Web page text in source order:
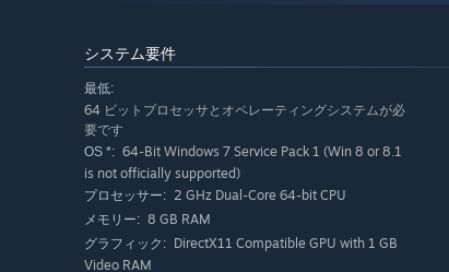
You begin the game in a relatively safe zone
base, you will be able to travel for knowledge and
This zone is one of the last not to be affected by
But there are still other locations in the world that
danger.
Like an old national park with a motel. Where the
you will find the necessary spare parts to repair
You can return to this zone at any time and
dangerous here!
システム要件
最低:
64 ビットプロセッサとオペレーティングシステムが必
要です
OS *: 64-Bit Windows 7 Service Pack 1 (Win 8 or 8.1
is not officially supported)
プロセッサー: 2 GHz Dual-Core 64-bit CPU
メモリー: 8 GB RAM
グラフィック: DirectX11 Compatible GPU with 1 GB
Video RAM